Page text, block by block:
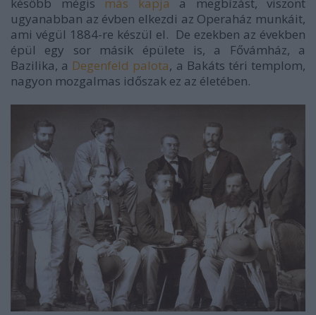
ugyanabban az évben elkezdi az Operaház munkáit,
ami végül 1884-re készül el. De ezekben az években
épül egy sor másik épülete is, a Fővámház, a
Bazilika, a Degenfeld palota, a Bakáts téri templom,
nagyon mozgalmas időszak ez az életében.